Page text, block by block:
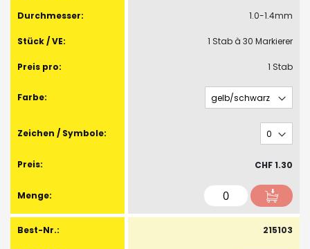
1.0-1.4mm
1 Stab à 30 Markierer
1 Stab
CHF 1.30
215103